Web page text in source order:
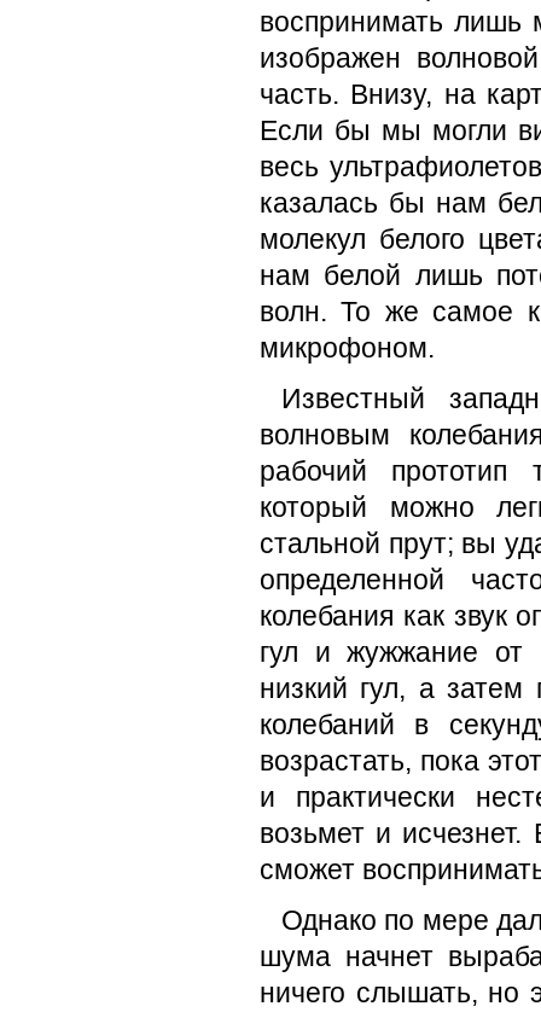
воспринимать лишь
изображен
часть. Внизу, на
Если бы мы могли
весь
казалась бы нам
молекул белого
нам белой лишь
волн. То же самое
микрофоном.
Известный
волновым
рабочий
который можно
стальной прут; вы
определенной
колебания как звук
гул и жужжание от
низкий гул, а затем
колебаний в
возрастать, пока
и практически
возьмет и
сможет
Однако по мере
шума начнет
ничего слышать, но